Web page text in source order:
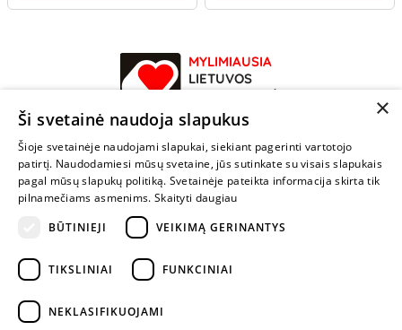
MYLIMIAUSIA
LIETUVOS
ELEKTRONINĖ
PARDUOTUVĖ
NENUSTOK
ŽAISTI
+370 600 84088
info@fantazijos.lt
×
Ši svetainė naudoja slapukus
Šioje svetainėje naudojami slapukai, siekiant pagerinti vartotojo
patirtį. Naudodamiesi mūsų svetaine, jūs sutinkate su visais slapukais
pagal mūsų slapukų politiką. Svetainėje pateikta informacija skirta tik
pilnamečiams asmenims. Skaityti daugiau
BŪTINIEJI
VEIKIMĄ GERINANTYS
TIKSLINIAI FUNKCINIAI
NEKLASIFIKUOJAMI